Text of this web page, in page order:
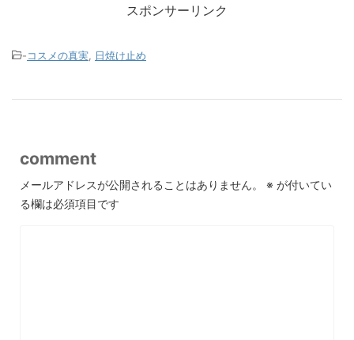
スポンサーリンク
-コスメの真実 日焼け止め
comment
メールアドレスが公開されることはありません。 ※ が付いてい
る欄は必須項目です